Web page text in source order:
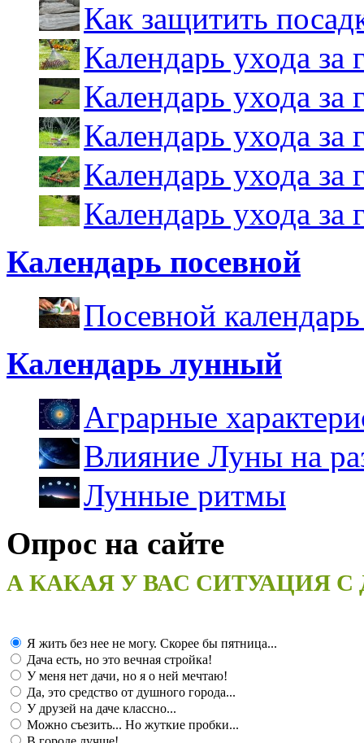
Как защитить
Календарь ухода за
Календарь ухода за
Календарь ухода за
Календарь ухода за
Календарь ухода за
Календарь посевной
Посевной
Календарь лунный
Аграрные
Влияние Луны на
Лунные ритмы
Опрос на сайте
А КАКАЯ У ВАС СИТУАЦИЯ С
Я жить без нее не могу. Скорее бы пятница...
Дача есть, но это вечная стройка!
У меня нет дачи, но я о ней мечтаю!
Да, это средство от душного города...
У друзей на даче классно...
Можно съезить... Но жуткие пробки...